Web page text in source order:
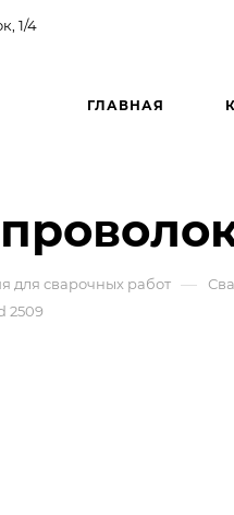
1/4
ГЛАВНАЯ
для сварочных работ —
2509